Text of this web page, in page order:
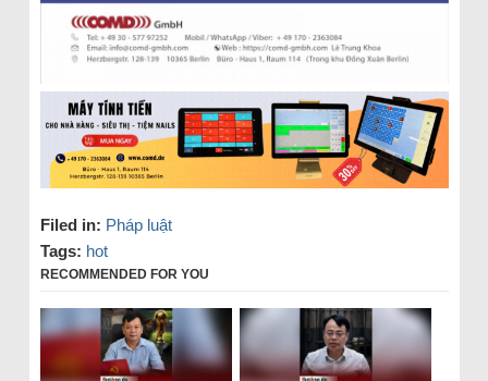
Filed in: Pháp luật
Tags: hot
RECOMMENDED FOR YOU